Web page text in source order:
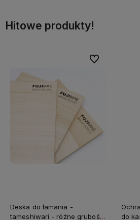
Hitowe produkty!
Deska do łamania -
tameshiwari - różne grubości
Do ulubionych
do